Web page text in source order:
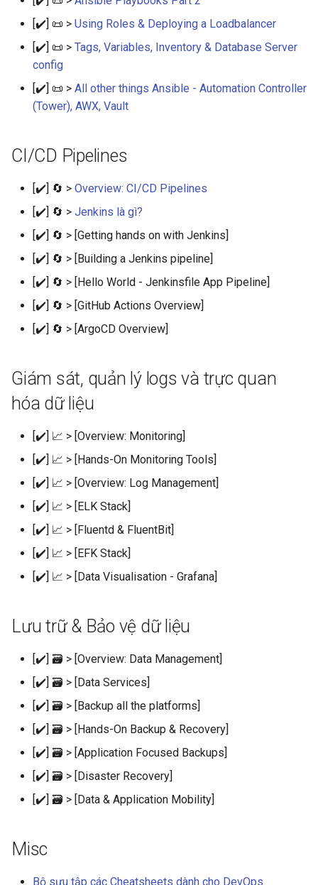
[✔️] 📜 > Using Roles & Deploying a Loadbalancer
[✔️] 📜 > Tags, Variables, Inventory & Database Server
config
[✔️] 📜 > All other things Ansible - Automation Controller
(Tower), AWX, Vault
CI/CD Pipelines
[✔️] 🔄 > Overview: CI/CD Pipelines
[✔️] 🔄 > Jenkins là gì?
[✔️] 🔄 > [Getting hands on with Jenkins]
[✔️] 🔄 > [Building a Jenkins pipeline]
[✔️] 🔄 > [Hello World - Jenkinsfile App Pipeline]
[✔️] 🔄 > [GitHub Actions Overview]
[✔️] 🔄 > [ArgoCD Overview]
Giám sát, quản lý logs và trực quan
hóa dữ liệu
[✔️] 📈 > [Overview: Monitoring]
[✔️] 📈 > [Hands-On Monitoring Tools]
[✔️] 📈 > [Overview: Log Management]
[✔️] 📈 > [ELK Stack]
[✔️] 📈 > [Fluentd & FluentBit]
[✔️] 📈 > [EFK Stack]
[✔️] 📈 > [Data Visualisation - Grafana]
Lưu trữ & Bảo vệ dữ liệu
[✔️] 🗃️ > [Overview: Data Management]
[✔️] 🗃️ > [Data Services]
[✔️] 🗃️ > [Backup all the platforms]
[✔️] 🗃️ > [Hands-On Backup & Recovery]
[✔️] 🗃️ > [Application Focused Backups]
[✔️] 🗃️ > [Disaster Recovery]
[✔️] 🗃️ > [Data & Application Mobility]
Misc
Bộ sưu tập các Cheatsheets dành cho DevOps